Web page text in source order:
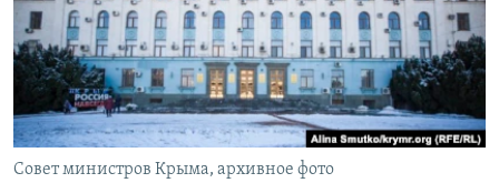
ПОБЕДИТЕЛЕЙ НЕ СУДЯТ?
КРЫМ.НЕПОКОРЕННЫЙ
ELIFBE
УКРАИНСКАЯ ПРОБЛЕМА КРЫМА
ПРИСОЕДИНЯЙТЕСЬ!
Все сайты RFE/RL
Совет министров Крыма, архивное фото